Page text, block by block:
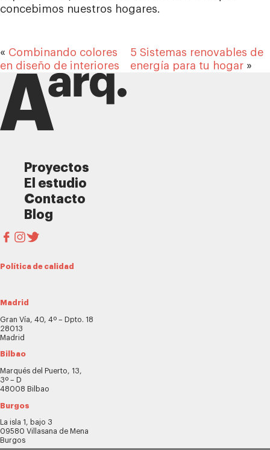
concebimos nuestros hogares.
« Combinando colores
en diseño de interiores
5 Sistemas renovables de
energía para tu hogar»
Proyectos
El estudio
Contacto
Blog
Política de calidad
Madrid
Gran Vía, 40, 4º – Dpto. 18
28013
Madrid
Bilbao
Marqués del Puerto, 13,
3º – D
48008 Bilbao
Burgos
La isla 1, bajo 3
09580 Villasana de Mena
Burgos